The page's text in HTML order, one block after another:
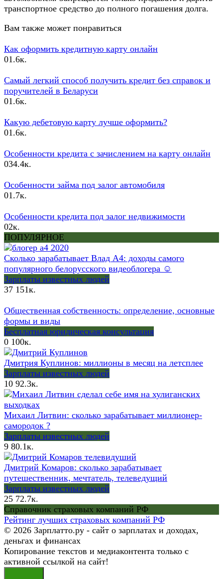
транспортное средство до полного погашения долга.
Вам также может понравиться
Как оформить кредитную карту онлайн
01.6к.
Самый легкий способ получить кредит без справок и
поручителей в Беларуси
01.6к.
Какую дебетовую карту лучше оформить?
01.6к.
Особенности кредита с зачислением на карту онлайн
034.4к.
Особенности займа под залог автомобиля
01.7к.
Особенности кредита под залог недвижимости
02к.
ПОПУЛЯРНОЕ
Сколько зарабатывает Влад А4: доходы самого
популярного белорусского видеоблогера ☺
Зарплаты известных людей
37 151к.
Общественная собственность: определение, основные
формы и виды
Бесплатная юридическая консультация
0 100к.
Дмитрия Куплинов: миллионы в месяц на летсплее
Зарплаты известных людей
10 92.3к.
Михаил Литвин: сколько зарабатывает миллионер-
самородок ?
Зарплаты известных людей
9 80.1к.
Дмитрий Комаров: сколько зарабатывает
путешественник, мечтатель, телеведущий
Зарплаты известных людей
25 72.7к.
Справочник страховых компаний РФ
Рейтинг лучших страховых компаний РФ
© 2026 Зарплатто.ру - сайт о зарплатах и доходах,
деньгах и финансах
Копирование текстов и медиаконтента только с
активной ссылкой на сайт!